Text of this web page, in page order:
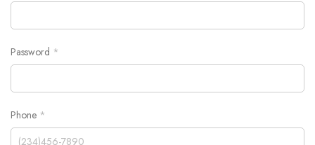
Log in
o
Password *
Phone *